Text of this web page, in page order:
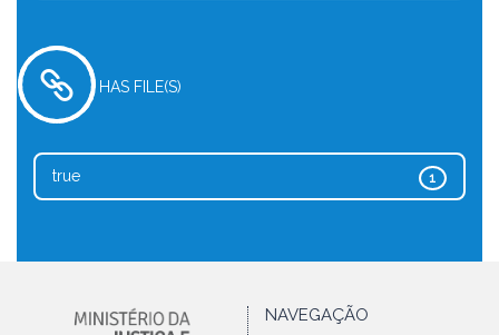
HAS FILE(S)
1
true
NAVEGAÇÃO